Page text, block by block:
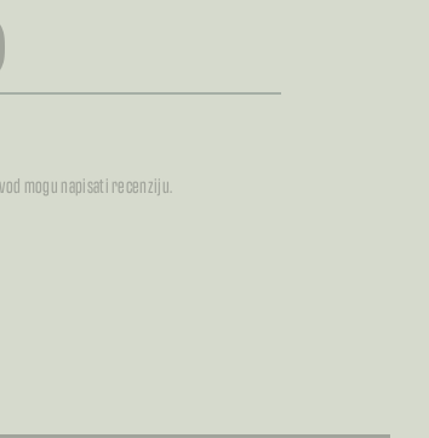
mogu napisati recenziju.